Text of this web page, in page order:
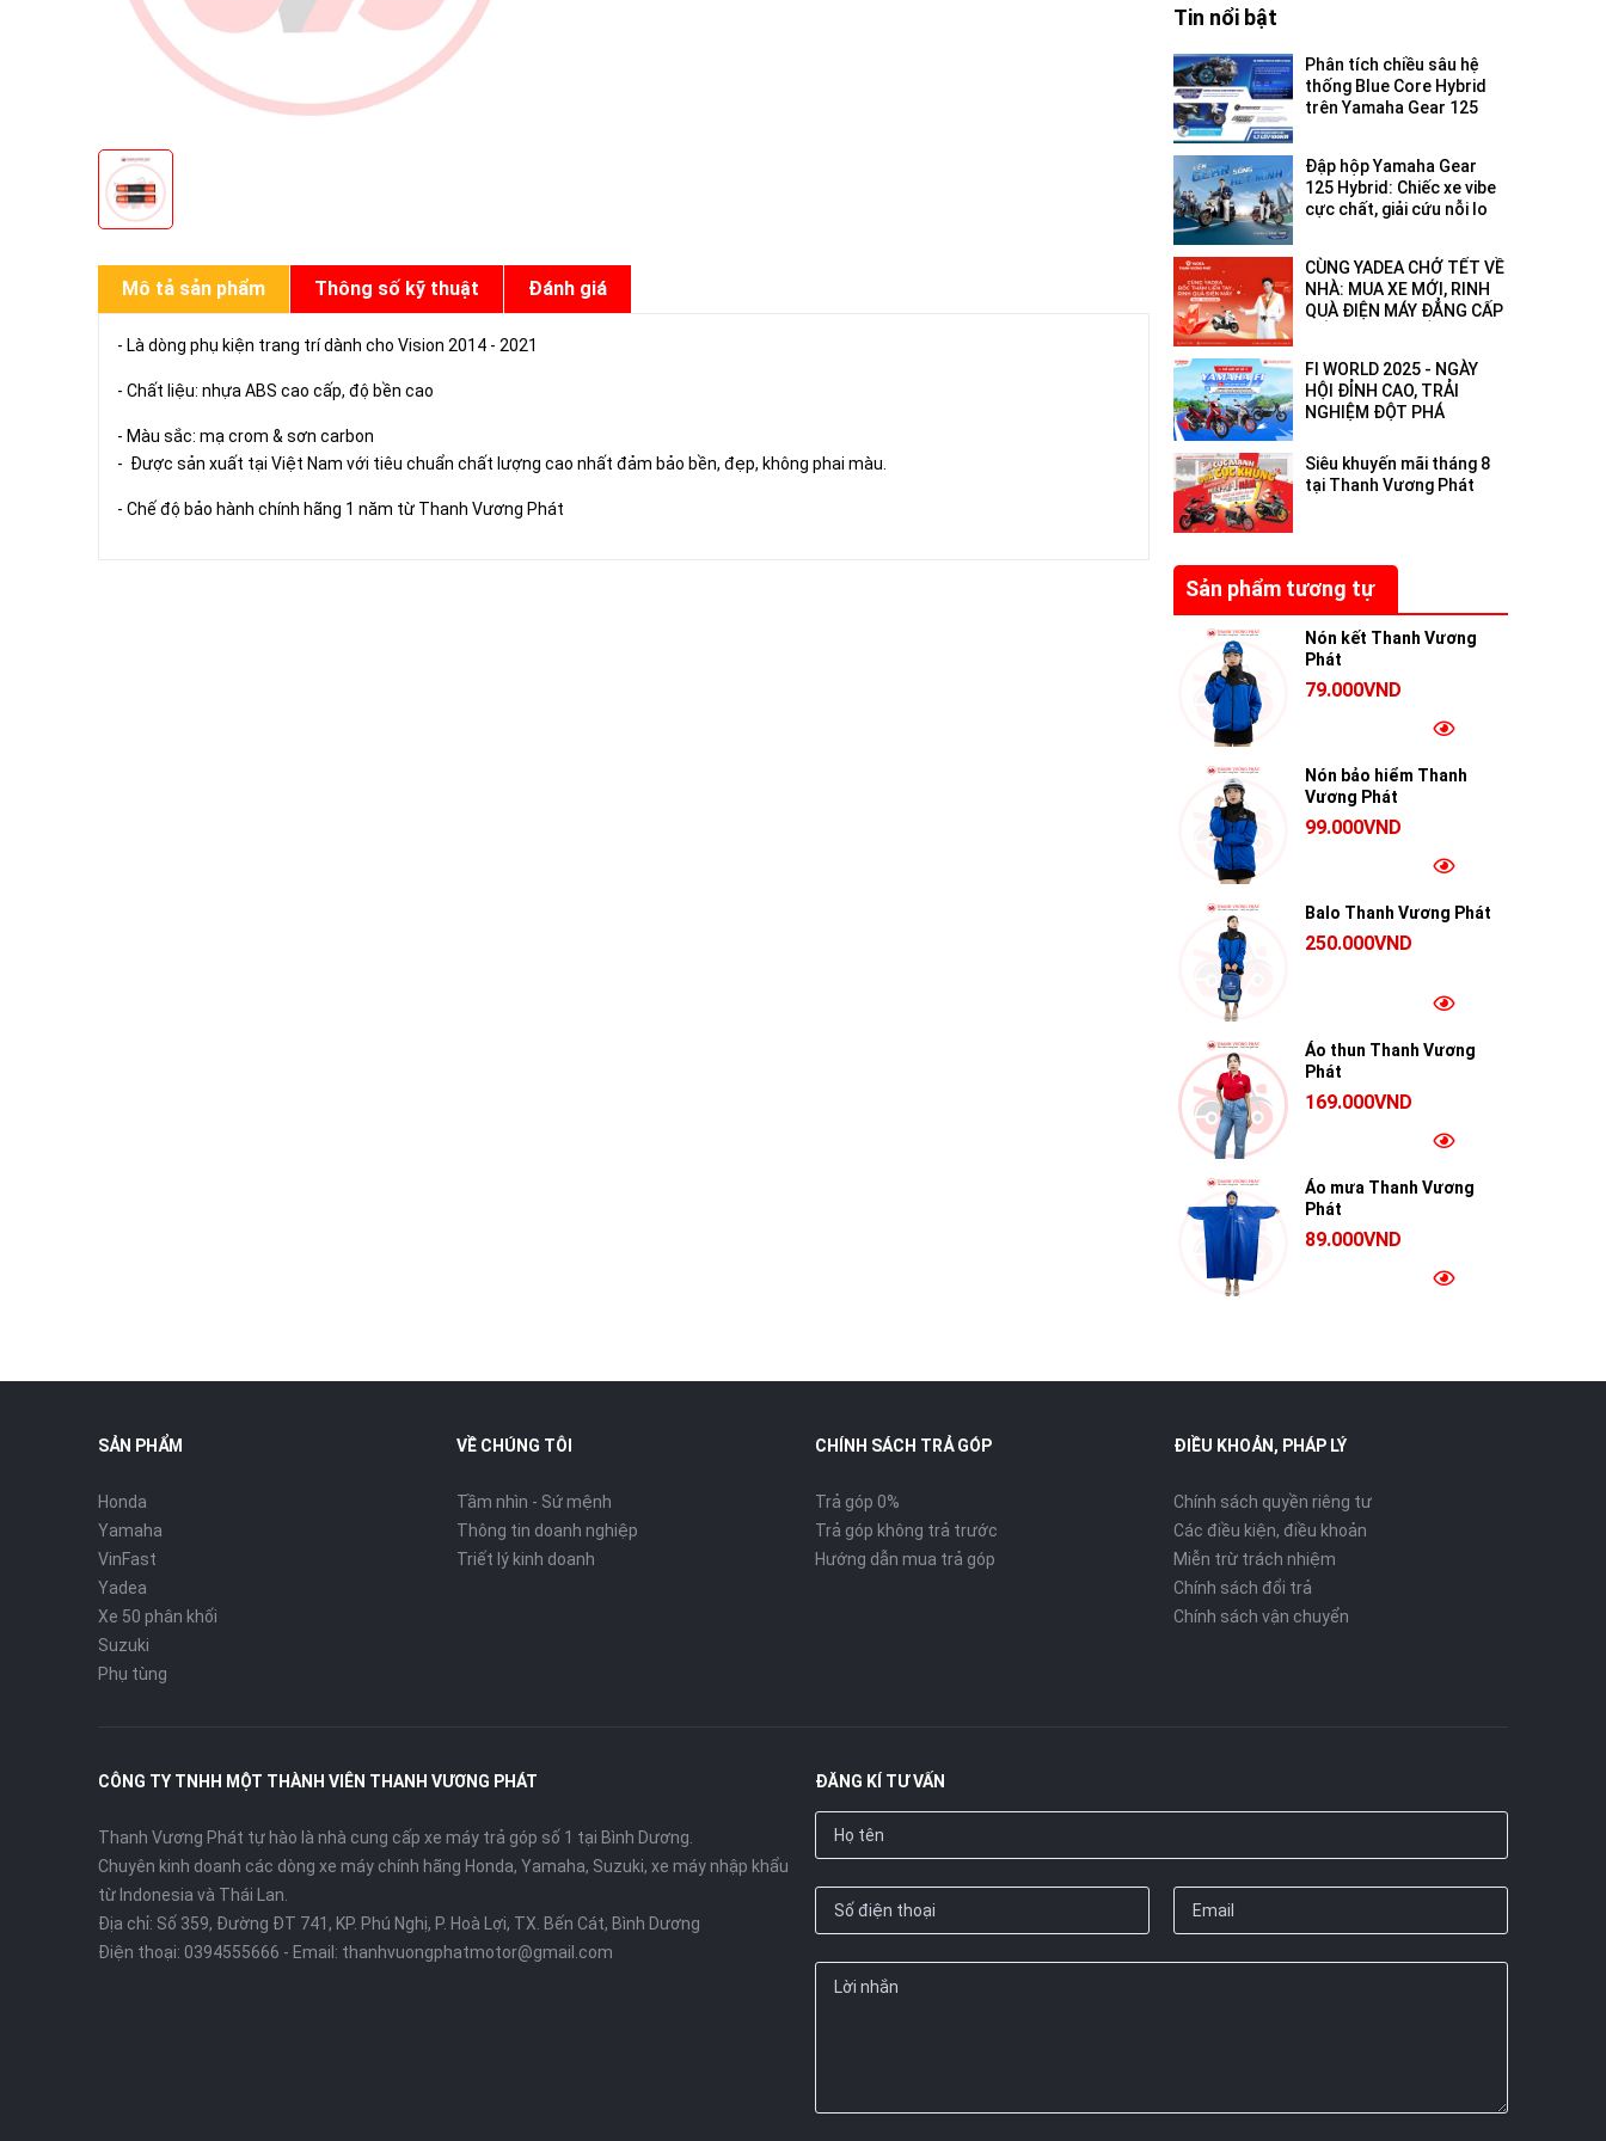
Mô tả sản phẩm Thông số kỹ thuật Đánh giá
- Là dòng phụ kiện trang trí dành cho Vision 2014 - 2021
- Chất liệu: nhựa ABS cao cấp, độ bền cao
- Màu sắc: mạ crom & sơn carbon
- Được sản xuất tại Việt Nam với tiêu chuẩn chất lượng cao nhất đảm bảo bền, đẹp, không phai màu.
- Chế độ bảo hành chính hãng 1 năm từ Thanh Vương Phát
Tin nổi bật
Phân tích chiều sâu hệ
thống Blue Core Hybrid
trên Yamaha Gear 125
Đập hộp Yamaha Gear
125 Hybrid: Chiếc xe vibe
cực chất, giải cứu nỗi lo
CÙNG YADEA CHỞ TẾT VỀ
NHÀ: MUA XE MỚI, RINH
QUÀ ĐIỆN MÁY ĐẲNG CẤP
FI WORLD 2025 - NGÀY
HỘI ĐỈNH CAO, TRẢI
NGHIỆM ĐỘT PHÁ
Siêu khuyến mãi tháng 8
tại Thanh Vương Phát
Sản phẩm tương tự
Nón kết Thanh Vương
Phát
79.000VND
Nón bảo hiểm Thanh
Vương Phát
99.000VND
Balo Thanh Vương Phát
250.000VND
Áo thun Thanh Vương
Phát
169.000VND
Áo mưa Thanh Vương
Phát
89.000VND
SẢN PHẨM
Honda
Yamaha
VinFast
Yadea
Xe 50 phân khối
Suzuki
Phụ tùng
VỀ CHÚNG TÔI
Tầm nhìn - Sứ mệnh
Thông tin doanh nghiệp
Triết lý kinh doanh
CHÍNH SÁCH TRẢ GÓP
Trả góp 0%
Trả góp không trả trước
Hướng dẫn mua trả góp
ĐIỀU KHOẢN, PHÁP LÝ
Chính sách quyền riêng tư
Các điều kiện, điều khoản
Miễn trừ trách nhiệm
Chính sách đổi trả
Chính sách vận chuyển
CÔNG TY TNHH MỘT THÀNH VIÊN THANH VƯƠNG PHÁT
Thanh Vương Phát tự hào là nhà cung cấp xe máy trả góp số 1 tại Bình Dương.
Chuyên kinh doanh các dòng xe máy chính hãng Honda, Yamaha, Suzuki, xe máy nhập khẩu
từ Indonesia và Thái Lan.
Địa chỉ: Số 359, Đường ĐT 741, KP. Phú Nghị, P. Hoà Lợi, TX. Bến Cát, Bình Dương
Điện thoại: 0394555666 - Email: thanhvuongphatmotor@gmail.com
ĐĂNG KÍ TƯ VẤN